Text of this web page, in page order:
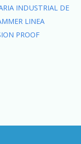
INDUSTRIAL DE
LINEA
PROOF